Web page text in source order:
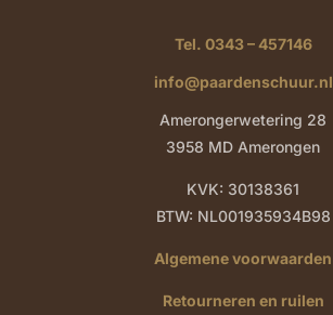
Tel. 0343 – 457146
info@paardenschuur.nl
Amerongerwetering 28
3958 MD Amerongen
KVK: 30138361
BTW: NL001935934B98
Algemene voorwaarden
Retourneren en ruilen